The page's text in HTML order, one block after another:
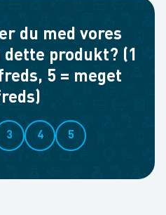
du med vores
produkt? (1
5 = meget
3 4 5